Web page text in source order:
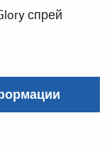
спрей